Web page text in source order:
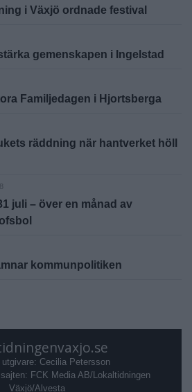
i Växjö ordnade festival
gemenskapen i Ingelstad
Familjedagen i Hjortsberga
räddning när hantverket höll
juli – över en månad av
kommunpolitiken
Cecilia Petersson
FCK Media AB/Lokaltidningen
Växjö/Alvesta